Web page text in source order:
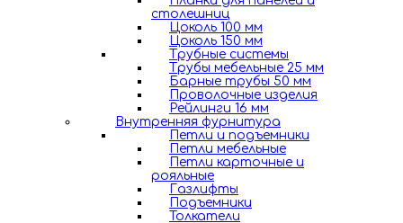
столешниц
Цоколь 100 мм
Цоколь 150 мм
Трубные системы
Трубы мебельные 25 мм
Барные трубы 50 мм
Проволочные изделия
Рейлинги 16 мм
Внутренняя фурнитура
Петли и подъемники
Петли мебельные
Петли карточные и
рояльные
Газлифты
Подъемники
Толкатели